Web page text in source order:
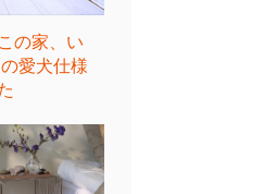
の家、い
愛犬仕様